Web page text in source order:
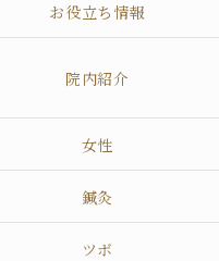
お役立ち情報
院内紹介
女性
鍼灸
ツボ